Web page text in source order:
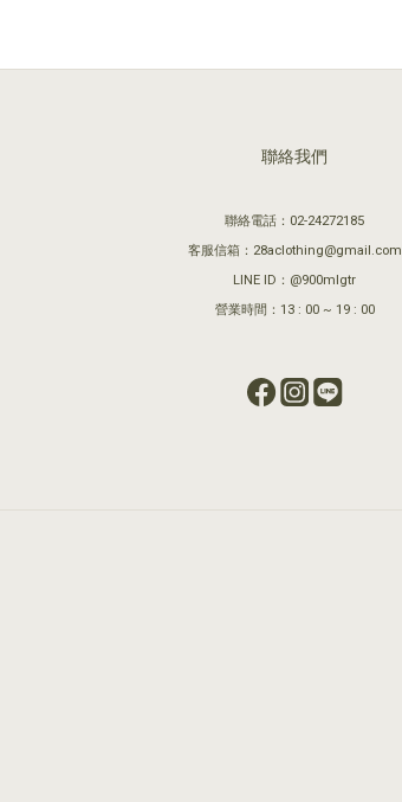
聯絡我們
聯絡電話：02-24272185
客服信箱：28aclothing@gmail.com
LINE ID：@900mlgtr
營業時間：13 : 00 ~ 19 : 00